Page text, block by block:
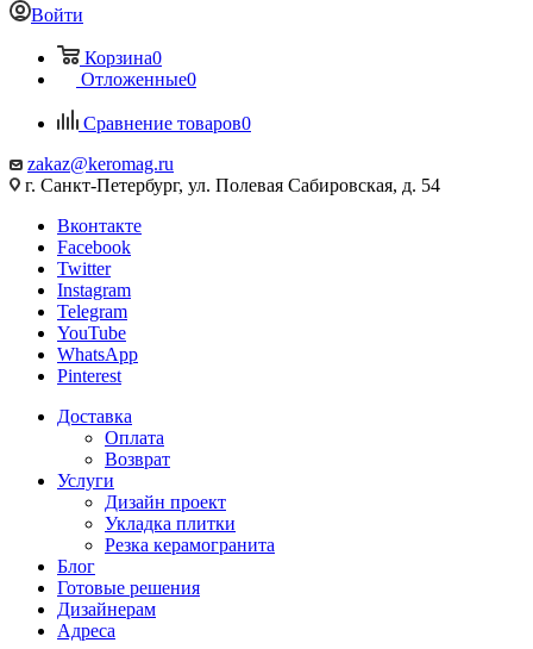
Войти
Корзина0
Отложенные0
Сравнение товаров0
zakaz@keromag.ru
г. Санкт-Петербург, ул. Полевая Сабировская, д. 54
Вконтакте
Facebook
Twitter
Instagram
Telegram
YouTube
WhatsApp
Pinterest
Доставка
Оплата
Возврат
Услуги
Дизайн проект
Укладка плитки
Резка керамогранита
Блог
Готовые решения
Дизайнерам
Адреса